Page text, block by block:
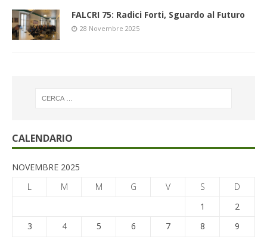
FALCRI 75: Radici Forti, Sguardo al Futuro
28 Novembre 2025
CALENDARIO
NOVEMBRE 2025
L
M M G V S
D
1
2
3
4 5 6 7 8
9